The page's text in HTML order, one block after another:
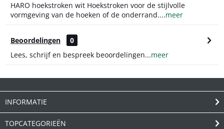
HARO hoekstroken wit Hoekstroken voor de stijlvolle
vormgeving van de hoeken of de onderrand....meer
Beoordelingen
0
Lees, schrijf en bespreek beoordelingen...meer
INFORMATIE
TOPCATEGORIEËN